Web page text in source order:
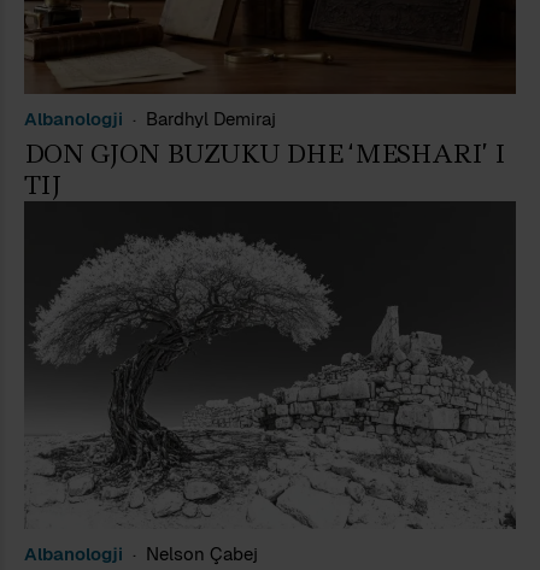
Albanologji Bardhyl Demiraj
DON GJON BUZUKU DHE ‘MESHARI’ I
TIJ
Albanologji Nelson Çabej